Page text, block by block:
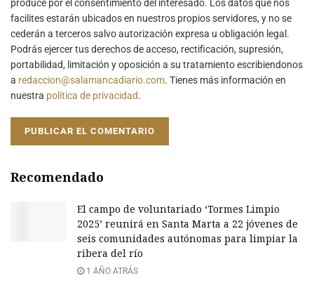
produce por el consentimiento del interesado. Los datos que nos
facilites estarán ubicados en nuestros propios servidores, y no se
cederán a terceros salvo autorización expresa u obligación legal.
Podrás ejercer tus derechos de acceso, rectificación, supresión,
portabilidad, limitación y oposición a su tratamiento escribiendonos
a redaccion@salamancadiario.com. Tienes más información en
nuestra política de privacidad.
Recomendado
El campo de voluntariado ‘Tormes Limpio
2025’ reunirá en Santa Marta a 22 jóvenes de
seis comunidades autónomas para limpiar la
ribera del río
1 AÑO ATRÁS